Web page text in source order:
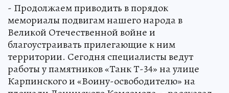
- Продолжаем приводить в порядок
мемориалы подвигам нашего народа в
Великой Отечественной войне и
благоустраивать прилегающие к ним
территории. Сегодня специалисты ведут
работы у памятников «Танк Т-34» на улице
Карпинского и «Воину-освободителю» на